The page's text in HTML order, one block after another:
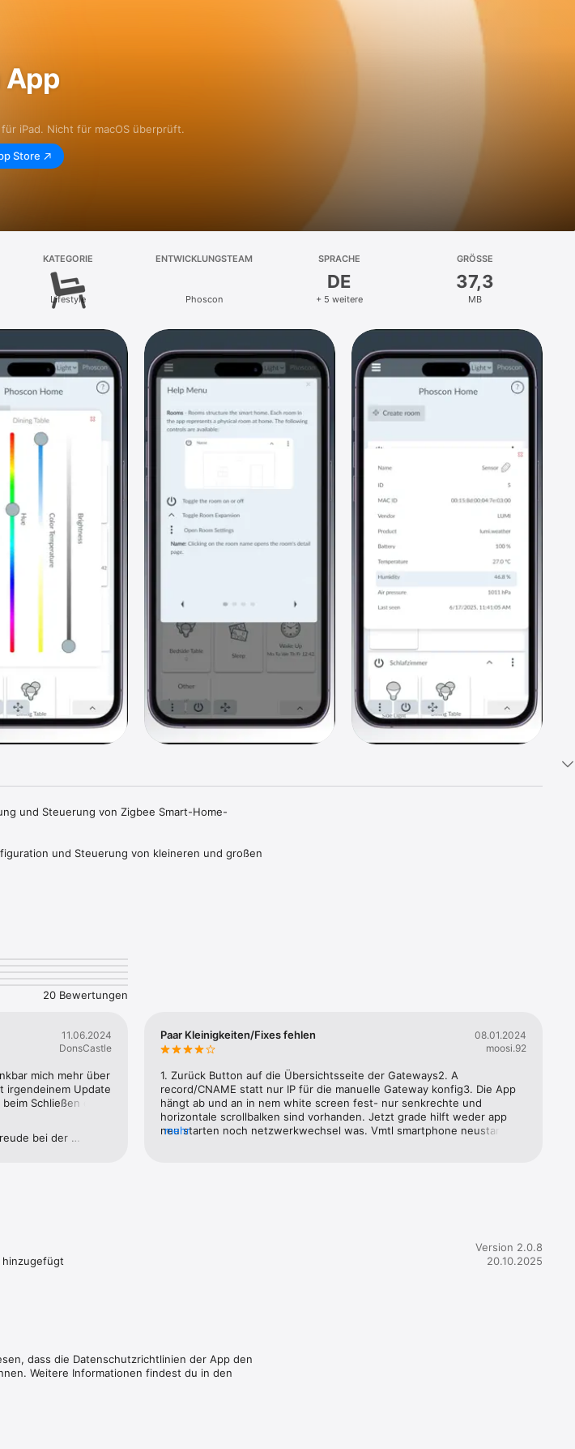
App
iPad. Nicht für macOS überprüft.
Store
KATEGORIE
Lifestyle
ENTWICKLUNGSTEAM
Phoscon
SPRACHE
DE
+ 5 weitere
GRÖSSE
37,3
MB
und Steuerung von Zigbee Smart-Home-
und Steuerung von kleineren und großen
20 Bewertungen
11.06.2024
DonsCastle
mich mehr über
irgendeinem Update
Schließen der
mehrmaliges
Vielleicht kann
bei der
Paar Kleinigkeiten/Fixes fehlen
08.01.2024
moosi.92
1. Zurück Button auf die Übersichtsseite der Gateways2. A
record/CNAME statt nur IP für die manuelle Gateway konfig3. Die App
hängt ab und an in nem white screen fest- nur senkrechte und
horizontale scrollbalken sind vorhanden. Jetzt grade hilft weder app
neu starten noch netzwerkwechsel was. Vmtl smartphone neustart
mehr
hinzugefügt
Version 2.0.8
20.10.2025
dass die Datenschutz­richtlinien der App den
Weitere Informationen findest du in den